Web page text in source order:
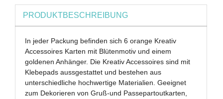
PRODUKTBESCHREIBUNG
In jeder Packung befinden sich 6 orange Kreativ
Accessoires Karten mit Blütenmotiv und einem
goldenen Anhänger. Die Kreativ Accessoires sind mit
Klebepads aussgestattet und bestehen aus
unterschiedliche hochwertige Materialien. Geeignet
zum Dekorieren von Gruß-und Passepartoutkarten,